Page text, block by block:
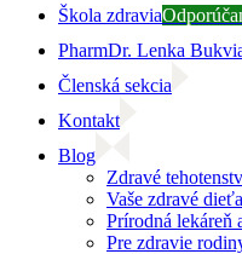
Škola zdravia
PharmDr. Lenka
Členská sekcia
Kontakt
Blog
Zdravé
Vaše zdravé dieťa
Prírodná lekáreň
Pre zdravie